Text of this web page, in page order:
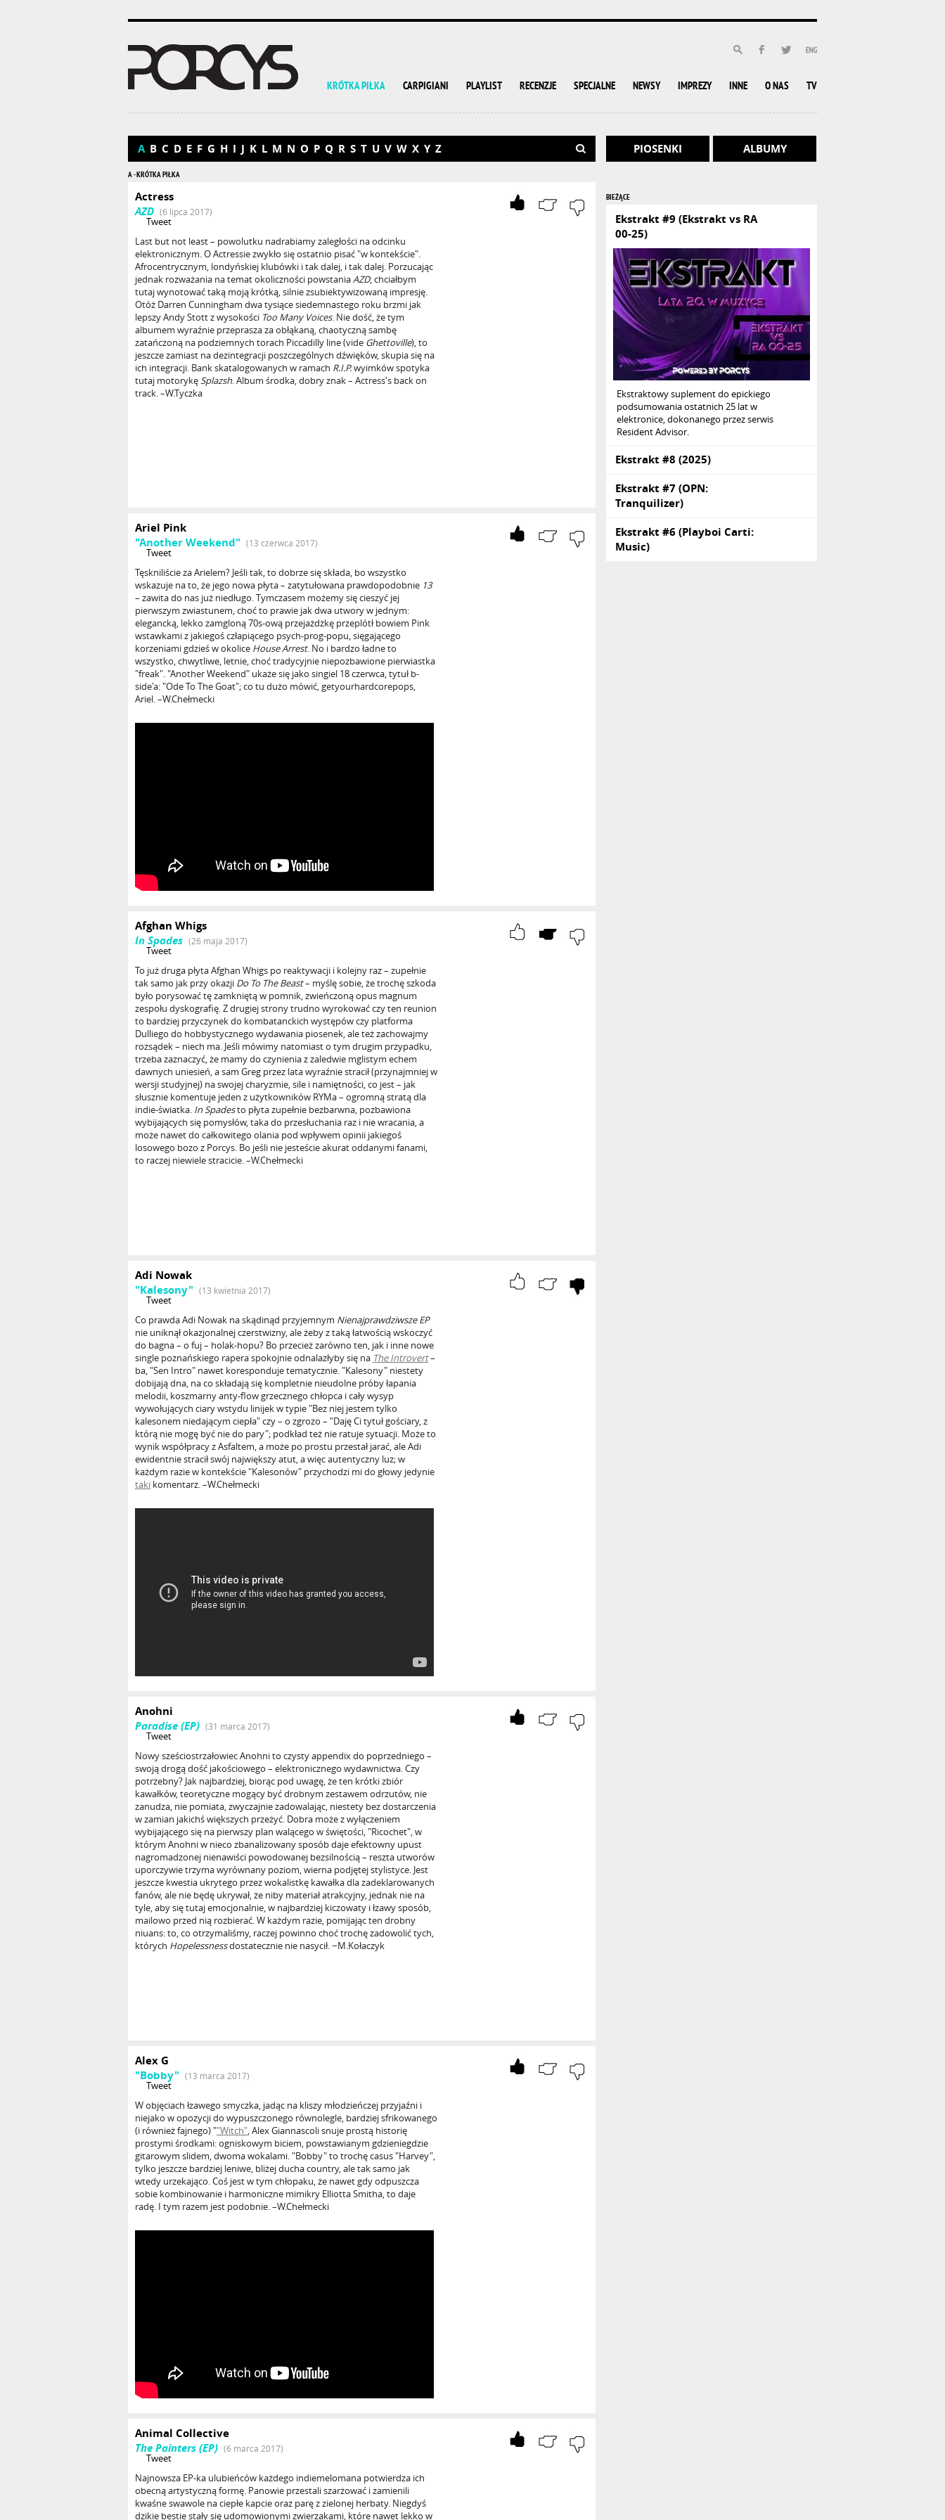
KRÓTKA PIŁKA CARPIGIANI PLAYLIST RECENZJE SPECJALNE NEWSY IMPREZY INNE O NAS TV
A B C D E F G H I J K L M N O P Q R S T U V W X Y Z
A - KRÓTKA PIŁKA
Actress
AZD (6 lipca 2017)
Tweet
Last but not least – powolutku nadrabiamy zaległości na odcinku
elektronicznym. O Actressie zwykło się ostatnio pisać "w kontekście".
Afrocentrycznym, londyńskiej klubówki i tak dalej, i tak dalej. Porzucając
jednak rozważania na temat okoliczności powstaniaAZD, chciałbym
tutaj wynotować taką moją krótką, silnie zsubiektywizowaną impresję.
Otóż Darren Cunningham dwa tysiące siedemnastego roku brzmi jak
lepszy Andy Stott z wysokości Too Many Voices. Nie dość, że tym
albumem wyraźnie przeprasza za obłąkaną, chaotyczną sambę
zatańczoną na podziemnych torach Piccadilly line (vide Ghettoville), to
jeszcze zamiast na dezintegracji poszczególnych dźwięków, skupia się na
ich integracji. Bank skatalogowanych w ramach R.I.P.wyimków spotyka
tutaj motorykęSplazsh. Album środka, dobry znak – Actress's back on
track. –W.Tyczka
Ariel Pink
"Another Weekend" (13 czerwca 2017)
Tweet
Tęskniliście za Arielem? Jeśli tak, to dobrze się składa, bo wszystko
wskazuje na to, że jego nowa płyta – zatytułowana prawdopodobnie 13
– zawita do nas już niedługo. Tymczasem możemy się cieszyć jej
pierwszym zwiastunem, choć to prawie jak dwa utwory w jednym:
elegancką, lekko zamgloną 70s-ową przejażdżkę przeplótł bowiem Pink
wstawkami z jakiegoś człapiącego psych-prog-popu, sięgającego
korzeniami gdzieś w okolice House Arrest. No i bardzo ładne to
wszystko, chwytliwe, letnie, choć tradycyjnie niepozbawione pierwiastka
"freak". "Another Weekend" ukaże się jako singiel 18 czerwca, tytuł b-
side'a: "Ode To The Goat"; co tu dużo mówić, getyourhardcorepops,
Ariel. –W.Chełmecki
Afghan Whigs
In Spades (26 maja 2017)
Tweet
To już druga płyta Afghan Whigs po reaktywacji i kolejny raz – zupełnie
tak samo jak przy okazji Do To The Beast– myślę sobie, że trochę szkoda
było porysować tę zamkniętą w pomnik, zwieńczoną opus magnum
zespołu dyskografię. Z drugiej strony trudno wyrokować czy ten reunion
to bardziej przyczynek do kombatanckich występów czy platforma
Dulliego do hobbystycznego wydawania piosenek, ale też zachowajmy
rozsądek – niech ma. Jeśli mówimy natomiast o tym drugim przypadku,
trzeba zaznaczyć, że mamy do czynienia z zaledwie mglistym echem
dawnych uniesień, a sam Greg przez lata wyraźnie stracił (przynajmniej w
wersji studyjnej) na swojej charyzmie, sile i namiętności, co jest – jak
słusznie komentuje jeden z użytkowników RYMa – ogromną stratą dla
indie-światka. In Spadesto płyta zupełnie bezbarwna, pozbawiona
wybijających się pomysłów, taka do przesłuchania raz i nie wracania, a
może nawet do całkowitego olania pod wpływem opinii jakiegoś
losowego bozo z Porcys. Bo jeśli nie jesteście akurat oddanymi fanami,
to raczej niewiele stracicie. –W.Chełmecki
Adi Nowak
"Kalesony" (13 kwietnia 2017)
Tweet
Co prawda Adi Nowak na skądinąd przyjemnym Nienajprawdziwsze EP
nie uniknął okazjonalnej czerstwizny, ale żeby z taką łatwością wskoczyć
do bagna – o fuj – holak-hopu? Bo przecież zarówno ten, jak i inne nowe
single poznańskiego rapera spokojnie odnalazłyby się na The Introvert–
ba, "Sen Intro" nawet koresponduje tematycznie. "Kalesony" niestety
dobijają dna, na co składają się kompletnie nieudolne próby łapania
melodii, koszmarny anty-flow grzecznego chłopca i cały wysyp
wywołujących ciary wstydu linijek w typie "Bez niej jestem tylko
kalesonem niedającym ciepła" czy – o zgrozo – "Daję Ci tytuł gościary, z
którą nie mogę być nie do pary"; podkład też nie ratuje sytuacji. Może to
wynik współpracy z Asfaltem, a może po prostu przestał jarać, ale Adi
ewidentnie stracił swój największy atut, a więc autentyczny luz; w
każdym razie w kontekście "Kalesonów" przychodzi mi do głowy jedynie
taki komentarz. –W.Chełmecki
Anohni
Paradise (EP) (31 marca 2017)
Tweet
Nowy sześciostrzałowiec Anohni to czysty appendix do poprzedniego –
swoją drogą dość jakościowego – elektronicznego wydawnictwa. Czy
potrzebny? Jak najbardziej, biorąc pod uwagę, że ten krótki zbiór
kawałków, teoretyczne mogący być drobnym zestawem odrzutów, nie
zanudza, nie pomiata, zwyczajnie zadowalając, niestety bez dostarczenia
w zamian jakichś większych przeżyć. Dobra może z wyłączeniem
wybijającego się na pierwszy plan walącego w świętości, "Ricochet", w
którym Anohni w nieco zbanalizowany sposób daje efektowny upust
nagromadzonej nienawiści powodowanej bezsilnością – reszta utworów
uporczywie trzyma wyrównany poziom, wierna podjętej stylistyce. Jest
jeszcze kwestia ukrytego przez wokalistkę kawałka dla zadeklarowanych
fanów, ale nie będę ukrywał, że niby materiał atrakcyjny, jednak nie na
tyle, aby się tutaj emocjonalnie, w najbardziej kiczowaty i łzawy sposób,
mailowo przed nią rozbierać. W każdym razie, pomijając ten drobny
niuans: to, co otrzymaliśmy, raczej powinno choć trochę zadowolić tych,
których Hopelessnessdostatecznie nie nasycił. −M.Kołaczyk
Alex G
"Bobby" (13 marca 2017)
Tweet
W objęciach łzawego smyczka, jadąc na kliszy młodzieńczej przyjaźni i
niejako w opozycji do wypuszczonego równolegle, bardziej sfrikowanego
(i również fajnego) ""Witch", Alex Giannascoli snuje prostą historię
prostymi środkami: ogniskowym biciem, powstawianym gdzieniegdzie
gitarowym slidem, dwoma wokalami. "Bobby" to trochę casus "Harvey",
tylko jeszcze bardziej leniwe, bliżej ducha country, ale tak samo jak
wtedy urzekająco. Coś jest w tym chłopaku, że nawet gdy odpuszcza
sobie kombinowanie i harmoniczne mimikry Elliotta Smitha, to daje
radę. I tym razem jest podobnie. –W.Chełmecki
Animal Collective
The Painters (EP) (6 marca 2017)
Tweet
Najnowsza EP-ka ulubieńców każdego indiemelomana potwierdza ich
obecną artystyczną formę. Panowie przestali szarżować i zamienili
kwaśne swawole na ciepłe kapcie oraz parę z zielonej herbaty. Niegdyś
dzikie bestie stały się udomowionymi zwierzakami, które nawet lekko w
PIOSENKI ALBUMY
BIEŻĄCE
Ekstrakt #9 (Ekstrakt vs RA
00-25)
Ekstraktowy suplement do epickiego
podsumowania ostatnich 25 lat w
elektronice, dokonanego przez serwis
Resident Advisor.
Ekstrakt #8 (2025)
Ekstrakt #7 (OPN:
Tranquilizer)
Ekstrakt #6 (Playboi Carti:
Music)